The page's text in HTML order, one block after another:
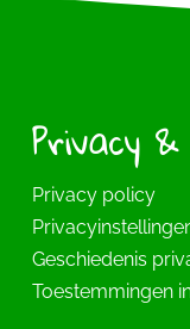
Privacy
Privacy policy
Geschiedenis
Toestemmingen